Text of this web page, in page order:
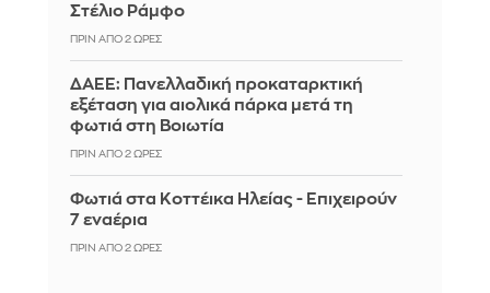
Στέλιο Ράμφο
ΠΡΙΝ ΑΠΌ 2 ΏΡΕΣ
ΔΑΕΕ: Πανελλαδική προκαταρκτική
εξέταση για αιολικά πάρκα μετά τη
φωτιά στη Βοιωτία
ΠΡΙΝ ΑΠΌ 2 ΏΡΕΣ
Φωτιά στα Κοττέικα Ηλείας - Επιχειρούν
7 εναέρια
ΠΡΙΝ ΑΠΌ 2 ΏΡΕΣ